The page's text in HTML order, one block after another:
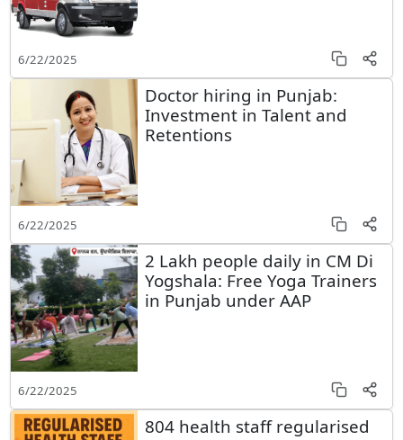
6/22/2025
Doctor hiring in Punjab:
Investment in Talent and
Retentions
6/22/2025
2 Lakh people daily in CM Di
Yogshala: Free Yoga Trainers
in Punjab under AAP
6/22/2025
804 health staff regularised